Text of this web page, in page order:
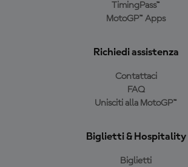
TimingPass™
MotoGP™ Apps
Richiedi assistenza
Contattaci
FAQ
Unisciti alla MotoGP™
Biglietti & Hospitality
Biglietti